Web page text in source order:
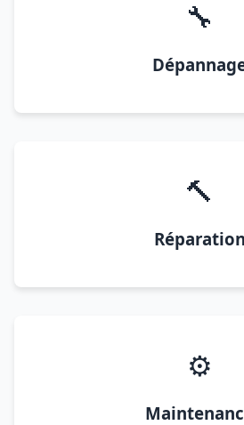
🔧
🔨
Réparation
⚙️